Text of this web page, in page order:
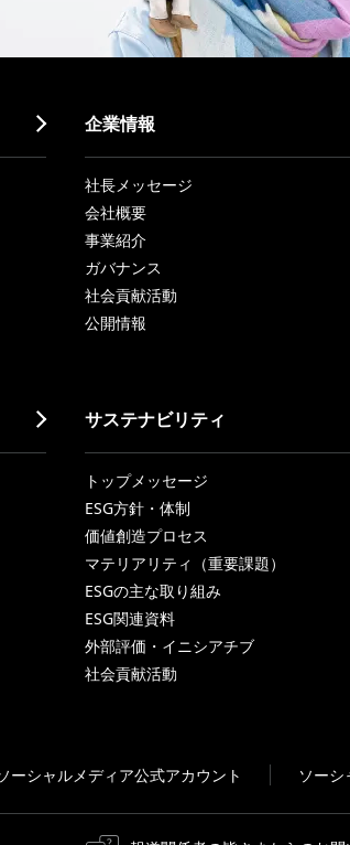
企業情報
社長メッセージ
会社概要
事業紹介
ガバナンス
社会貢献活動
公開情報
サステナビリティ
トップメッセージ
ESG方針・体制
価値創造プロセス
マテリアリティ（重要課題）
ESGの主な取り組み
ESG関連資料
外部評価・イニシアチブ
社会貢献活動
ーシャルメディア公式アカウント ソー